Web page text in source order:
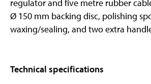
regulator and five metre rubber
Ø 150 mm backing disc, polishing
waxing/sealing, and two extra
Technical specifications